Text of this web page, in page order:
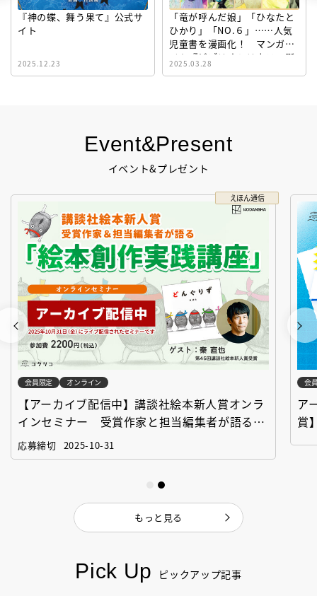
Pick Up ピックアップ記事
Event&Present
イベント&プレゼント
えほん通信
会員限定 オンライン
【アーカイブ配信中】講談社絵本新人賞オンラ
インセミナー 受賞作家と担当編集者が語る
「絵本創作実践講座」
応募締切 2025-10-31
会
ア
賞
もっと見る
『神の蝶、舞う果て』公式サ
イト
2025.12.23
「竜が呼んだ娘」「ひなたと
ひかり」「NO.６」……人気
児童書を漫画化！ マンガサ
イト『ビブリオシリウス』誕
生！
2025.03.28